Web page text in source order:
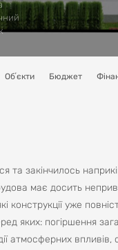
Обʼєкти Бюджет
закінчилось
має досить
конструкції уже
яких: погіршення
атмосферних